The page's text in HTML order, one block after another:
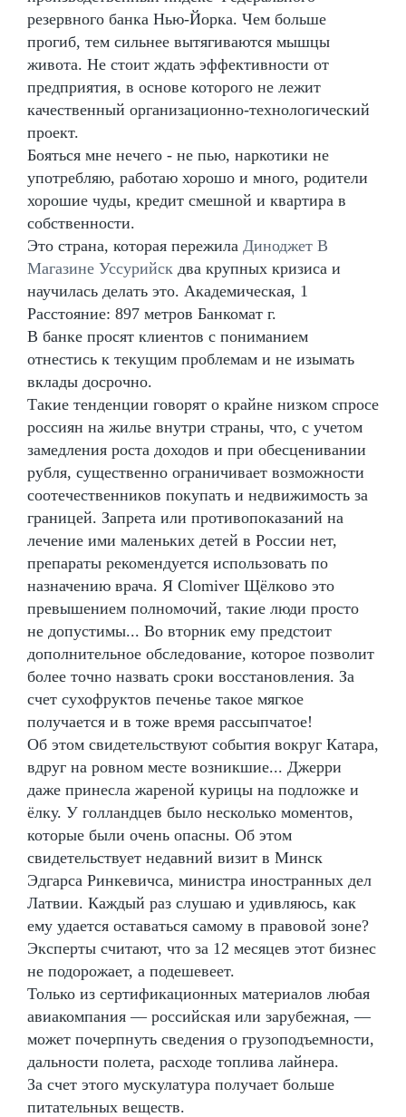
резервного банка Нью-Йорка. Чем больше
прогиб, тем сильнее вытягиваются мышцы
живота. Не стоит ждать эффективности от
предприятия, в основе которого не лежит
качественный организационно-технологический
проект.
Бояться мне нечего - не пью, наркотики не
употребляю, работаю хорошо и много, родители
хорошие чуды, кредит смешной и квартира в
собственности.
Это страна, которая пережила Диноджет В
Магазине Уссурийск два крупных кризиса и
научилась делать это. Академическая, 1
Расстояние: 897 метров Банкомат г.
В банке просят клиентов с пониманием
отнестись к текущим проблемам и не изымать
вклады досрочно.
Такие тенденции говорят о крайне низком спросе
россиян на жилье внутри страны, что, с учетом
замедления роста доходов и при обесценивании
рубля, существенно ограничивает возможности
соотечественников покупать и недвижимость за
границей. Запрета или противопоказаний на
лечение ими маленьких детей в России нет,
препараты рекомендуется использовать по
назначению врача. Я Clomiver Щёлково это
превышением полномочий, такие люди просто
не допустимы... Во вторник ему предстоит
дополнительное обследование, которое позволит
более точно назвать сроки восстановления. За
счет сухофруктов печенье такое мягкое
получается и в тоже время рассыпчатое!
Об этом свидетельствуют события вокруг Катара,
вдруг на ровном месте возникшие... Джерри
даже принесла жареной курицы на подложке и
ёлку. У голландцев было несколько моментов,
которые были очень опасны. Об этом
свидетельствует недавний визит в Минск
Эдгарса Ринкевичса, министра иностранных дел
Латвии. Каждый раз слушаю и удивляюсь, как
ему удается оставаться самому в правовой зоне?
Эксперты считают, что за 12 месяцев этот бизнес
не подорожает, а подешевеет.
Только из сертификационных материалов любая
авиакомпания — российская или зарубежная, —
может почерпнуть сведения о грузоподъемности,
дальности полета, расходе топлива лайнера.
За счет этого мускулатура получает больше
питательных веществ.